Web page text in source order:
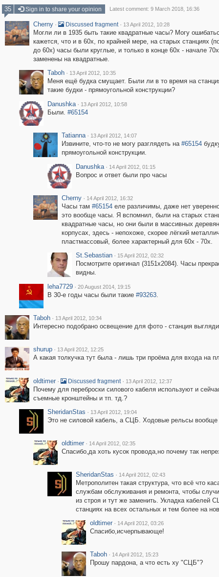
35
Sign in to share your opinion Latest comment: 9 March 2018, 16:36
Cherny · Discussed fragment · 13 April 2012, 10:28
Могли ли в 1935 быть такие квадратные часы? Могу
кажется, что и в 60х, по крайней мере, на старых станциях
до 60х) часы были круглые, и только в конце 60х - начале
заменены на квадратные.
Taboh · 13 April 2012, 10:35
Меня ещё будка смущает. Были ли в то время на
такие будки - прямоугольной конструкции?
Danushka · 13 April 2012, 10:58
Были. #65154
Tatianna · 13 April 2012, 14:07
Извините, что-то не могу разглядеть на #65154
прямоугольной конструкции.
Danushka · 14 April 2012, 01:15
Вопрос и ответ были про часы
Cherny · 14 April 2012, 16:32
Часы там #65154еле различимы, даже нет
это вообще часы. Я вспомнил, были на старых
квадратные часы, но они были в массивных
корпусах, здесь - непохоже, скорее лёгкий
пластмассовый, более характерный для 60х - 70х.
St.Sebastian · 15 April 2012, 02:32
Посмотрите оригинал (3151x2084). Часы
видны.
leha7729 · 20 August 2014, 19:15
В 30-е годы часы были такие #93263.
Taboh · 13 April 2012, 10:34
Интересно подобрано освещение для фото - станция
shurup · 13 April 2012, 12:25
А какая толкучка тут была - лишь три проёма для входа на
oldtimer · Discussed fragment · 13 April 2012, 12:37
Почему для переброски силового кабеля используют и
съемные кронштейны и тп. тд.?
SheridanStas · 13 April 2012, 19:04
Это не силовой кабель, а СЦБ. Ходовые рельсы
oldtimer · 14 April 2012, 02:35
Спасибо,да хоть кусок провода,но почему так
SheridanStas · 14 April 2012, 02:43
Метрополитен такая структура, что всё что
службам обслуживания и ремонта, чтобы
из строя и тут же заменить. Укладка кабелей
станциях на всех остальных и тем более на
oldtimer · 14 April 2012, 03:26
Спасибо,исчерпывающе!
Taboh · 14 April 2012, 15:23
Прошу пардона, а что есть ху "СЦБ"?